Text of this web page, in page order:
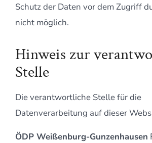
Schutz der Daten vor dem Zugriff
nicht möglich.
Hinweis zur
Stelle
Die verantwortliche Stelle für die
Datenverarbeitung auf dieser
ÖDP Weißenburg-Gunzenhausen